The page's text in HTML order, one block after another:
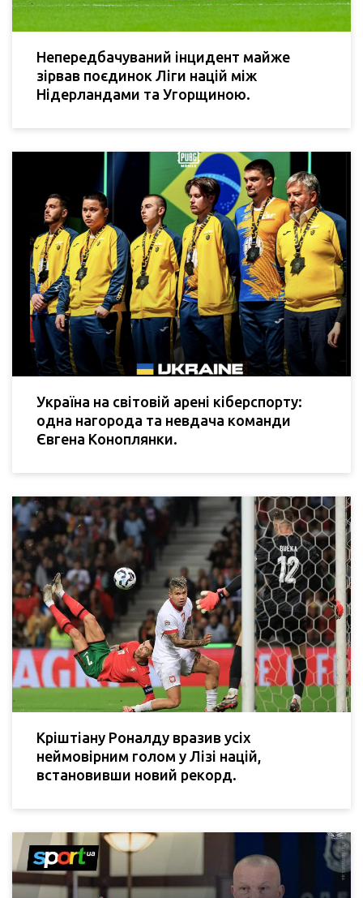
Непередбачуваний інцидент майже
зірвав поєдинок Ліги націй між
Нідерландами та Угорщиною.
Україна на світовій арені кіберспорту:
одна нагорода та невдача команди
Євгена Коноплянки.
Кріштіану Роналду вразив усіх
неймовірним голом у Лізі націй,
встановивши новий рекорд.